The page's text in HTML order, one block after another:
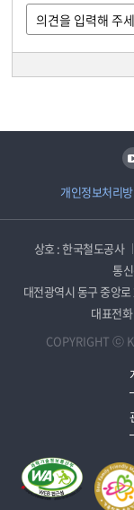
개인정보처리
유
상호 : 한국철도공사
통
대전광역시 동구 중앙
대표전
COPYRIGHT ⓒ